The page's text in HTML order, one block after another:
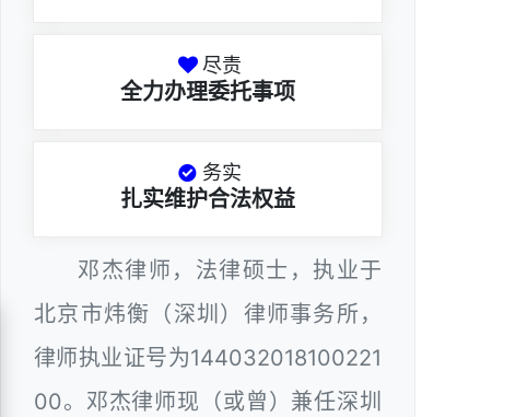
尽责
全力办理委托事项
务实
扎实维护合法权益
邓杰律师，法律硕士，执业于
北京市炜衡（深圳）律师事务所，
律师执业证号为144032018100221
00。邓杰律师现（或曾）兼任深圳